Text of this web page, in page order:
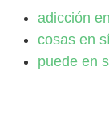
adicción
cosas en
puede en